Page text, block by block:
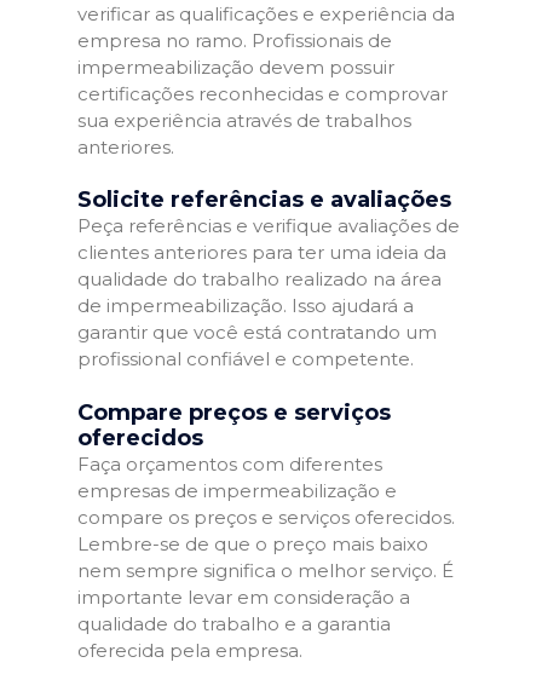
verificar as qualificações e experiência da
empresa no ramo. Profissionais de
impermeabilização devem possuir
certificações reconhecidas e comprovar
sua experiência através de trabalhos
anteriores.
Solicite referências e avaliações
Peça referências e verifique avaliações de
clientes anteriores para ter uma ideia da
qualidade do trabalho realizado na área
de impermeabilização. Isso ajudará a
garantir que você está contratando um
profissional confiável e competente.
Compare preços e serviços
oferecidos
Faça orçamentos com diferentes
empresas de impermeabilização e
compare os preços e serviços oferecidos.
Lembre-se de que o preço mais baixo
nem sempre significa o melhor serviço. É
importante levar em consideração a
qualidade do trabalho e a garantia
oferecida pela empresa.